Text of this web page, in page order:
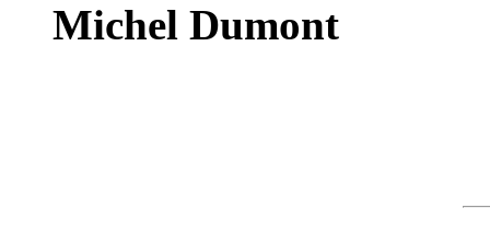
Michel Dumont